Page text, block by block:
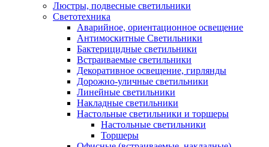
Люстры, подвесные светильники
Светотехника
Аварийное, ориентационное освещение
Антимоскитные Светильники
Бактерицидные светильники
Встраиваемые светильники
Декоративное освещение, гирлянды
Дорожно-уличные светильники
Линейные светильники
Накладные светильники
Настольные светильники и торшеры
Настольные светильники
Торшеры